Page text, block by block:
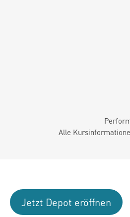
Alle
Jetzt Depot eröffnen